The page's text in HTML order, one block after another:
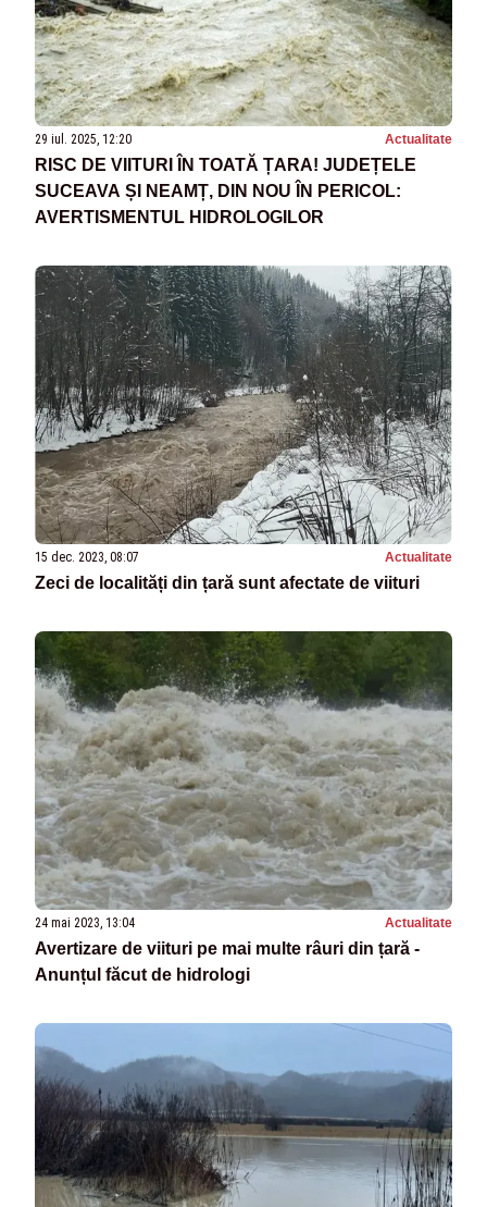
29 iul. 2025, 12:20 Actualitate
RISC DE VIITURI ÎN TOATĂ ȚARA! JUDEȚELE
SUCEAVA ȘI NEAMȚ, DIN NOU ÎN PERICOL:
AVERTISMENTUL HIDROLOGILOR
15 dec. 2023, 08:07 Actualitate
Zeci de localități din țară sunt afectate de viituri
24 mai 2023, 13:04 Actualitate
Avertizare de viituri pe mai multe râuri din țară -
Anunțul făcut de hidrologi